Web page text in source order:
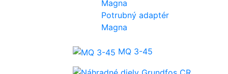
Potrubný adaptér
Magna
MQ 3-45